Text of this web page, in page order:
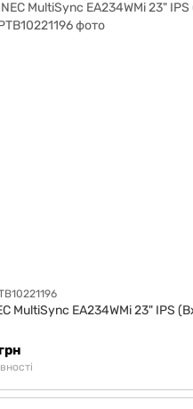
MultiSync EA234WMi 23" IPS